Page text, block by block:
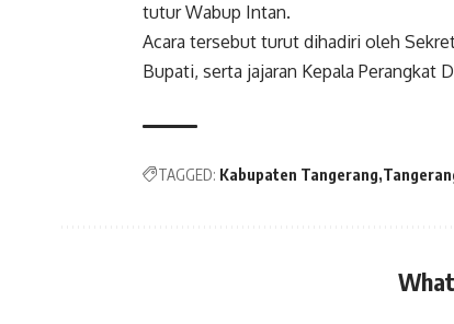
tutur Wabup Intan.
Acara tersebut turut dihadiri oleh
Bupati, serta jajaran Kepala Perangkat
TAGGED: Kabupaten Tangerang